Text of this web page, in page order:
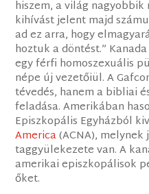
hiszem, a világ
kihívást jelent majd
ad ez arra, hogy
hoztuk a döntést.”
egy férfi homoszexuális
népe új vezetőiül. A
tévedés, hanem a bibliai
feladása. Amerikában
Episzkopális Egyházból
America(ACNA),
taggyülekezete van. A
amerikai episzkopálisok
őket.